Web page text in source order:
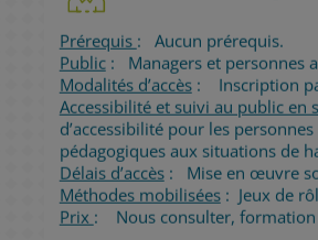
Prérequis : Aucun prérequis.
Public: Managers et personnes
Modalités d’accès: Inscription
Accessibilité et suivi au public en
d’accessibilité pour les
pédagogiques aux situations de
Délais d’accès: Mise en œuvre
Méthodes mobilisées: Jeux de
Prix : Nous consulter, formation